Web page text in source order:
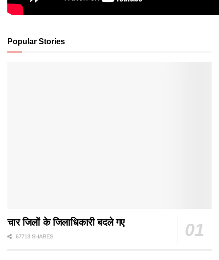
Popular Stories
चार जिलों के जिलाधिकारी बदले गए
67718 SHARES